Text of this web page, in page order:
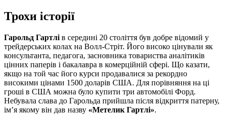
Трохи історії
Гарольд Гартлі в середині 20 століття був добре відомий у
трейдерських колах на Волл-Стріт. Його високо цінували як
консультанта, педагога, засновника товариства аналітиків
цінних паперів і бакалавра в комерційній сфері. Що казати,
якщо на той час його курси продавалися за рекордно
високими цінами 1500 доларів США. Для порівняння на ці
гроші в США можна було купити три автомобілі Форд.
Небувала слава до Гарольда прийшла після відкриття патерну,
ім’я якому він дав назву «Метелик Гартлі».